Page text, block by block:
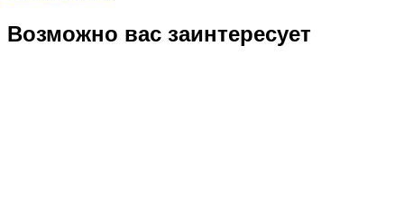
Возможно вас заинтересует